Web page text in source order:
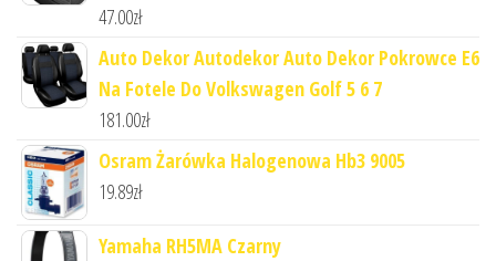
47.00zł
Auto Dekor Autodekor Auto Dekor Pokrowce E6
Na Fotele Do Volkswagen Golf 5 6 7
181.00zł
Osram Żarówka Halogenowa Hb3 9005
19.89zł
Yamaha RH5MA Czarny